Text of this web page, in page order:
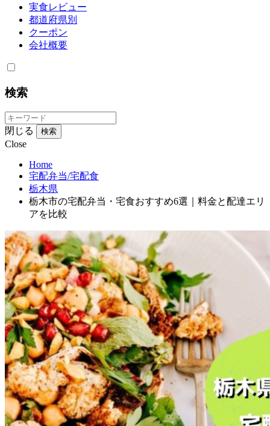
実食レビュー
都道府県別
クーポン
会社概要
検索
閉じる 検索
Close
Home
宅配弁当/宅配食
栃木県
栃木市の宅配弁当・宅食おすすめ6選｜料金と配達エリ
アを比較